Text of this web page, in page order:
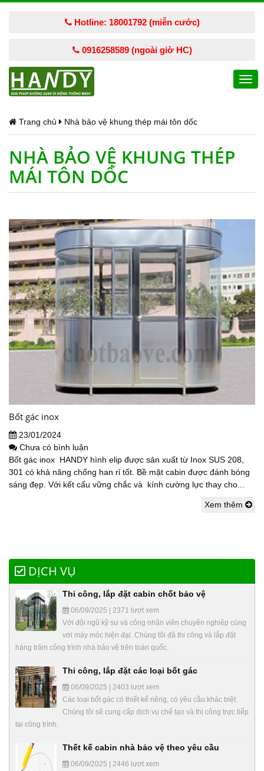
Hotline: 18001792 (miễn cước)
0916258589 (ngoài giờ HC)
Trang chủ Nhà bảo vệ khung thép mái tôn dốc
NHÀ BẢO VỆ KHUNG THÉP
MÁI TÔN DỐC
Bốt gác inox
23/01/2024
Chưa có bình luận
Bốt gác inox HANDY hình elip được sản xuất từ Inox SUS 208,
301 có khả năng chống han rỉ tốt. Bề mặt cabin được đánh bóng
sáng đẹp. Với kết cấu vững chắc và kính cường lực thay cho...
Xem thêm
DỊCH VỤ
Thi công, lắp đặt cabin chốt bảo vệ
06/09/2025 | 2371 lượt xem
Với đội ngũ kỹ sư và công nhân viên chuyên nghiệp cùng
với máy móc hiện đại. Chúng tôi đã thi công và lắp đặt
hàng trăm công trình nhà bảo vệ trên toàn quốc.
Thi công, lắp đặt các loại bốt gác
06/09/2025 | 2403 lượt xem
Các loại bốt gác có thiết kế riêng, có yêu cầu khác biệt.
Chúng tôi sẽ cung cấp dịch vụ chế tạo và thi công trực tiếp
tại công trình.
Thết kế cabin nhà bảo vệ theo yêu cầu
06/09/2025 | 2446 lượt xem